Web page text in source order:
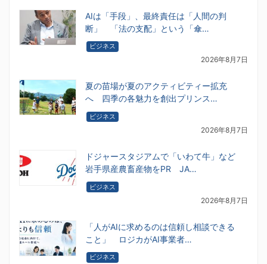
AIは「手段」、最終責任は「人間の判
断」 「法の支配」という「傘…
ビジネス
2026年8月7日
夏の苗場が夏のアクティビティー拡充
へ 四季の各魅力を創出プリンス…
ビジネス
2026年8月7日
ドジャースタジアムで「いわて牛」など
岩手県産農畜産物をPR JA…
ビジネス
2026年8月7日
「人がAIに求めるのは信頼し相談できる
こと」 ロジカがAI事業者…
ビジネス